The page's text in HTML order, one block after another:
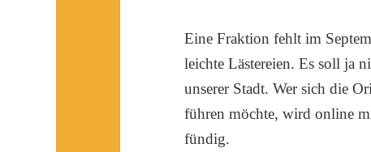
Eine Fraktion fehlt im
leichte Lästereien. Es soll ja
unserer Stadt. Wer sich die
führen möchte, wird online
fündig.